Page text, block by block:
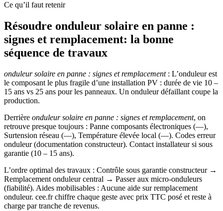
Ce qu’il faut retenir
Résoudre onduleur solaire en panne :
signes et remplacement: la bonne
séquence de travaux
onduleur solaire en panne : signes et remplacement: L’onduleur est
le composant le plus fragile d’une installation PV : durée de vie 10 –
15 ans vs 25 ans pour les panneaux. Un onduleur défaillant coupe la
production.
Derrière onduleur solaire en panne : signes et remplacement, on
retrouve presque toujours : Panne composants électroniques (—),
Surtension réseau (—), Température élevée local (—). Codes erreur
onduleur (documentation constructeur). Contact installateur si sous
garantie (10 – 15 ans).
L’ordre optimal des travaux : Contrôle sous garantie constructeur →
Remplacement onduleur central → Passer aux micro-onduleurs
(fiabilité). Aides mobilisables : Aucune aide sur remplacement
onduleur. cee.fr chiffre chaque geste avec prix TTC posé et reste à
charge par tranche de revenus.